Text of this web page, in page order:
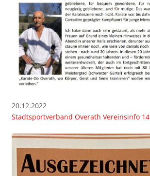
20.12.2022
Stadtsportverband Overath Vereinsinfo 14